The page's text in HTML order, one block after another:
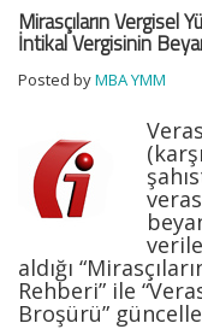
Vergisel
Rehberi
ile
ve
İntikal
Beyanı
Broşürü
–
Yeni
için
Mirasçıların Vergisel
İntikal Vergisinin
Posted byMBA YMM
aldığı
Rehberi” ile
Broşürü”